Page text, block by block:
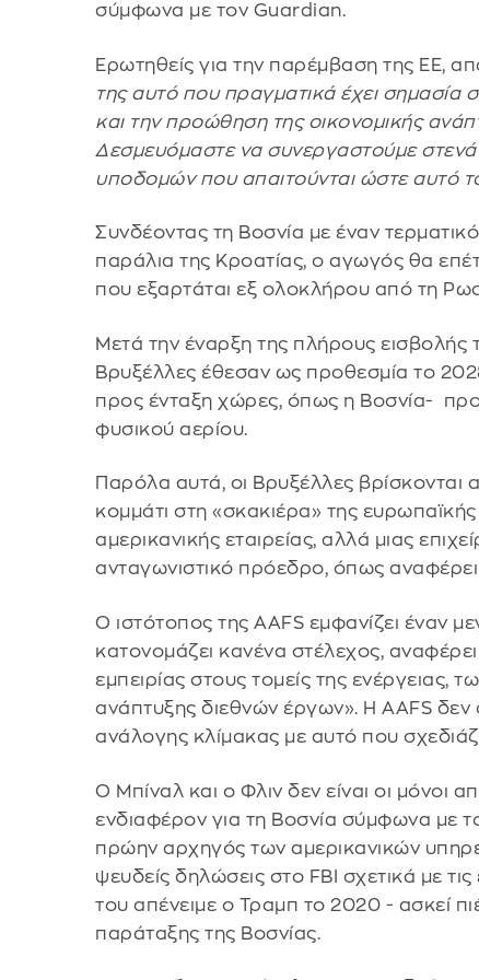
σύμφωνα με τον Guardian.
Ερωτηθείς για την παρέμβαση της ΕΕ,
της αυτό που πραγματικά έχει σημασία
και την προώθηση της οικονομικής
Δεσμευόμαστε να συνεργαστούμε στενά
υποδομών που απαιτούνται ώστε αυτό
Συνδέοντας τη Βοσνία με έναν
παράλια της Κροατίας, ο αγωγός θα
που εξαρτάται εξ ολοκλήρου από τη
Μετά την έναρξη της πλήρους εισβολής
Βρυξέλλες έθεσαν ως προθεσμία το
προς ένταξη χώρες, όπως η Βοσνία-
φυσικού αερίου.
Παρόλα αυτά, οι Βρυξέλλες βρίσκονται
κομμάτι στη «σκακιέρα» της
αμερικανικής εταιρείας, αλλά μιας
ανταγωνιστικό πρόεδρο, όπως
Ο ιστότοπος της AAFS εμφανίζει έναν
κατονομάζει κανένα στέλεχος,
εμπειρίας στους τομείς της ενέργειας,
ανάπτυξης διεθνών έργων». Η AAFS δεν
ανάλογης κλίμακας με αυτό που
Ο Μπίναλ και ο Φλιν δεν είναι οι μόνοι
ενδιαφέρον για τη Βοσνία σύμφωνα με
πρώην αρχηγός των αμερικανικών
ψευδείς δηλώσεις στο FBI σχετικά με
του απένειμε ο Τραμπ το 2020 - ασκεί
παράταξης της Βοσνίας.